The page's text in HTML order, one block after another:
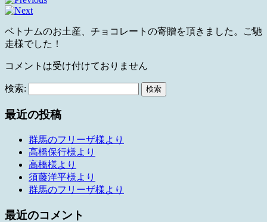
ベトナムのお土産、チョコレートの寄贈を頂きました。ご馳
走様でした！
コメントは受け付けておりません
検索:
最近の投稿
群馬のフリーザ様より
高橋保行様より
高橋様より
須藤洋平様より
群馬のフリーザ様より
最近のコメント